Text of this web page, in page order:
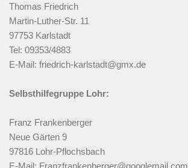
Thomas Friedrich
Martin-Luther-Str. 11
97753 Karlstadt
Tel: 09353/4883
E-Mail: friedrich-karlstadt@gmx.de
Selbsthilfegruppe Lohr:
Franz Frankenberger
Neue Gärten 9
97816 Lohr-Pflochsbach
E-Mail: Franzfrankenberger@googlemail.com